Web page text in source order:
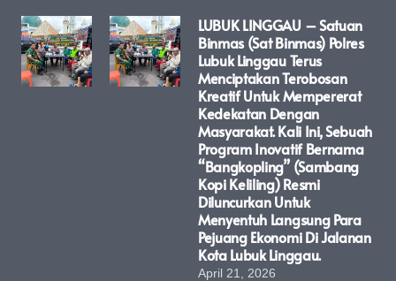
LUBUK LINGGAU – Satuan
Binmas (Sat Binmas) Polres
Lubuk Linggau Terus
Menciptakan Terobosan
Kreatif Untuk Mempererat
Kedekatan Dengan
Masyarakat. Kali Ini, Sebuah
Program Inovatif Bernama
“Bangkopling” (Sambang
Kopi Keliling) Resmi
Diluncurkan Untuk
Menyentuh Langsung Para
Pejuang Ekonomi Di Jalanan
Kota Lubuk Linggau.
April 21, 2026